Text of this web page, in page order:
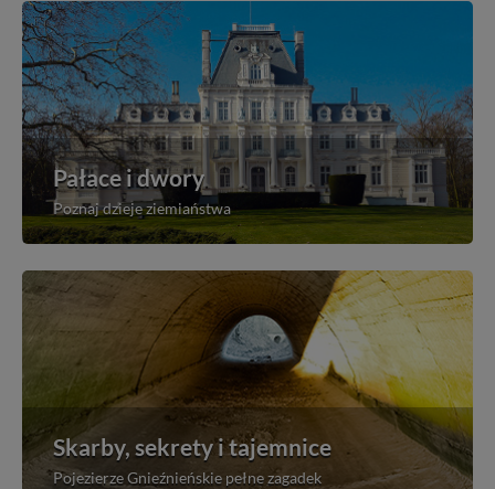
Pałace i dwory
Poznaj dzieje ziemiaństwa
Skarby, sekrety i tajemnice
Pojezierze Gnieźnieńskie pełne zagadek